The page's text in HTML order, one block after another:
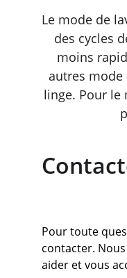
Le mode de
des cycles
moins
autres mode
linge. Pour le
Pour toute
contacter.
aider et vous